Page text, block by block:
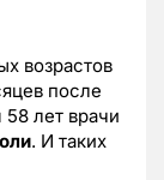
возрастов
после
лет врачи
. И таких